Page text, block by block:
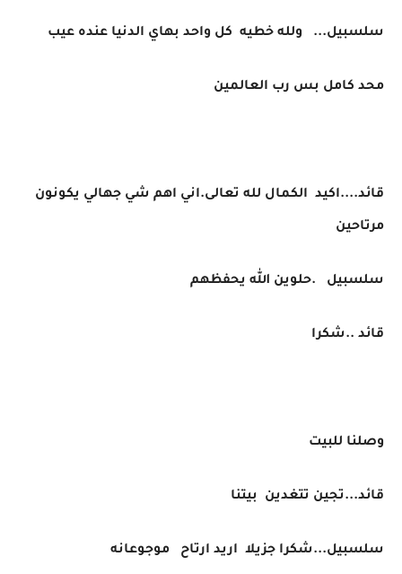
سلسبيل... ولله خطيه كل واحد بهاي الدنيا عنده عيب
محد كامل بس رب العالمين
قائد....اكيد الكمال لله تعالى.اني اهم شي جهالي يكونون
مرتاحين
سلسبيل .حلوين الله يحفظهم
قائد ..شكرا
وصلنا للبيت
قائد...تجين تتغدين بيتنا
سلسبيل...شكرا جزيلا اريد ارتاح موجوعانه